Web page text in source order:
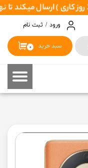
۰ سبد خرید
ورود / ثبت نام